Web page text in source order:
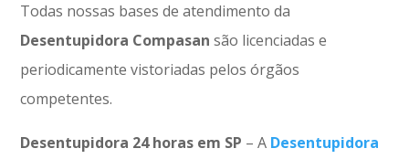
Todas nossas bases de atendimento da
Desentupidora Compasansão licenciadas e
periodicamente vistoriadas pelos órgãos
competentes.
Desentupidora 24 horas em SP – A Desentupidora